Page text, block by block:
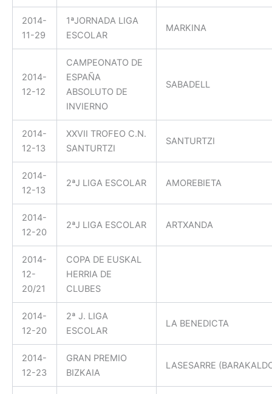
2014-
11-29
1ªJORNADA LIGA
ESCOLAR
MARKINA
2014-
12-12
CAMPEONATO DE
ESPAÑA
ABSOLUTO DE
INVIERNO
SABADELL
2014-
12-13
XXVII TROFEO C.N.
SANTURTZI
SANTURTZI
2014-
12-13
2ªJ LIGA ESCOLAR AMOREBIETA
2014-
12-20
2ªJ LIGA ESCOLAR ARTXANDA
2014-
12-
20/21
COPA DE EUSKAL
HERRIA DE
CLUBES
2014-
12-20
2ª J. LIGA
ESCOLAR
LA BENEDICTA
2014-
12-23
GRAN PREMIO
BIZKAIA
LASESARRE